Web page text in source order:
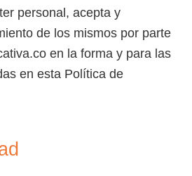
personal, acepta y
de los mismos por parte
en la forma y para las
en esta Política de